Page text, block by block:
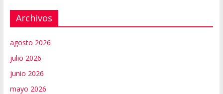
Archivos
agosto 2026
julio 2026
junio 2026
mayo 2026